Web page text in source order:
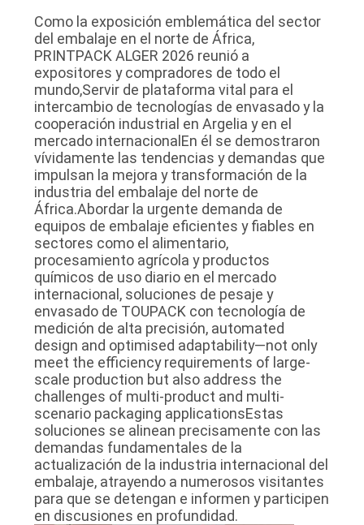
POLÍTICA
PRIVACIDAD
Como la exposición emblemática del sector
del embalaje en el norte de África,
PRINTPACK ALGER 2026 reunió a
expositores y compradores de todo el
mundo,Servir de plataforma vital para el
intercambio de tecnologías de envasado y la
cooperación industrial en Argelia y en el
mercado internacionalEn él se demostraron
vívidamente las tendencias y demandas que
impulsan la mejora y transformación de la
industria del embalaje del norte de
África.Abordar la urgente demanda de
equipos de embalaje eficientes y fiables en
sectores como el alimentario,
procesamiento agrícola y productos
químicos de uso diario en el mercado
internacional, soluciones de pesaje y
envasado de TOUPACK con tecnología de
medición de alta precisión, automated
design and optimised adaptability—not only
meet the efficiency requirements of large-
scale production but also address the
challenges of multi-product and multi-
scenario packaging applicationsEstas
soluciones se alinean precisamente con las
demandas fundamentales de la
actualización de la industria internacional del
embalaje, atrayendo a numerosos visitantes
para que se detengan e informen y participen
en discusiones en profundidad.